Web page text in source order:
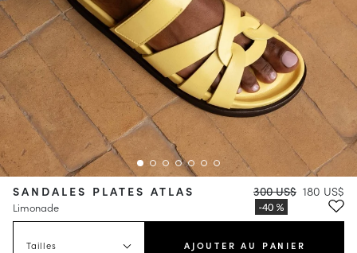
SANDALES PLATES ATLAS
Limonade
300 US$ 180 US$
Tailles AJOUTER AU PANIER